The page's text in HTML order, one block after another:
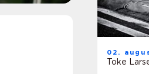
02.
Toke